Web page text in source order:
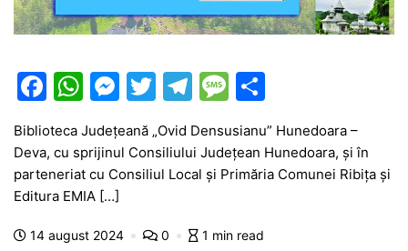
F
c
e
b
o
W
at
s
A
p
M
s
s
n
T
w
itt
er
T
e
gr
m
M
e
s
s
g
ta
je
Biblioteca Județeană „Ovid Densusianu” Hunedoara –
Deva, cu sprijinul Consiliului Județean Hunedoara, și în
parteneriat cu Consiliul Local și Primăria Comunei Ribița și
Editura EMIA […]
14 august 2024 0 1 min read